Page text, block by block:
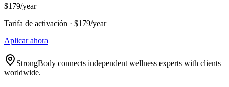
$179/year
Tarifa de activación · $179/year
Aplicar ahora
StrongBody connects independent wellness experts with clients
worldwide.